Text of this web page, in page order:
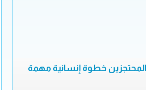
خطوة إنسانية مهمة